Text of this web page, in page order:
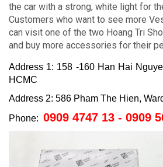
the car with a strong, white light for
Customers who want to see more
can visit one of the two Hoang Tri
and buy more accessories for their
Address 1: 158 -160 Han Hai
HCMC
Address 2: 586 Pham The Hien,
Phone: 0909 4747 13 - 0909